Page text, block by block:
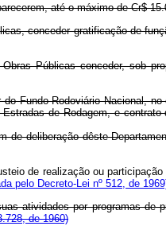
até o máximo de Cr$
conceder gratificação de
Públicas conceder, sob
Fundo Rodoviário Nacional,
de Rodagem, e
deliberação dêste
de realização ou
pelo Decreto-Lei nº 512, de
atividades por programas de
de 1960)